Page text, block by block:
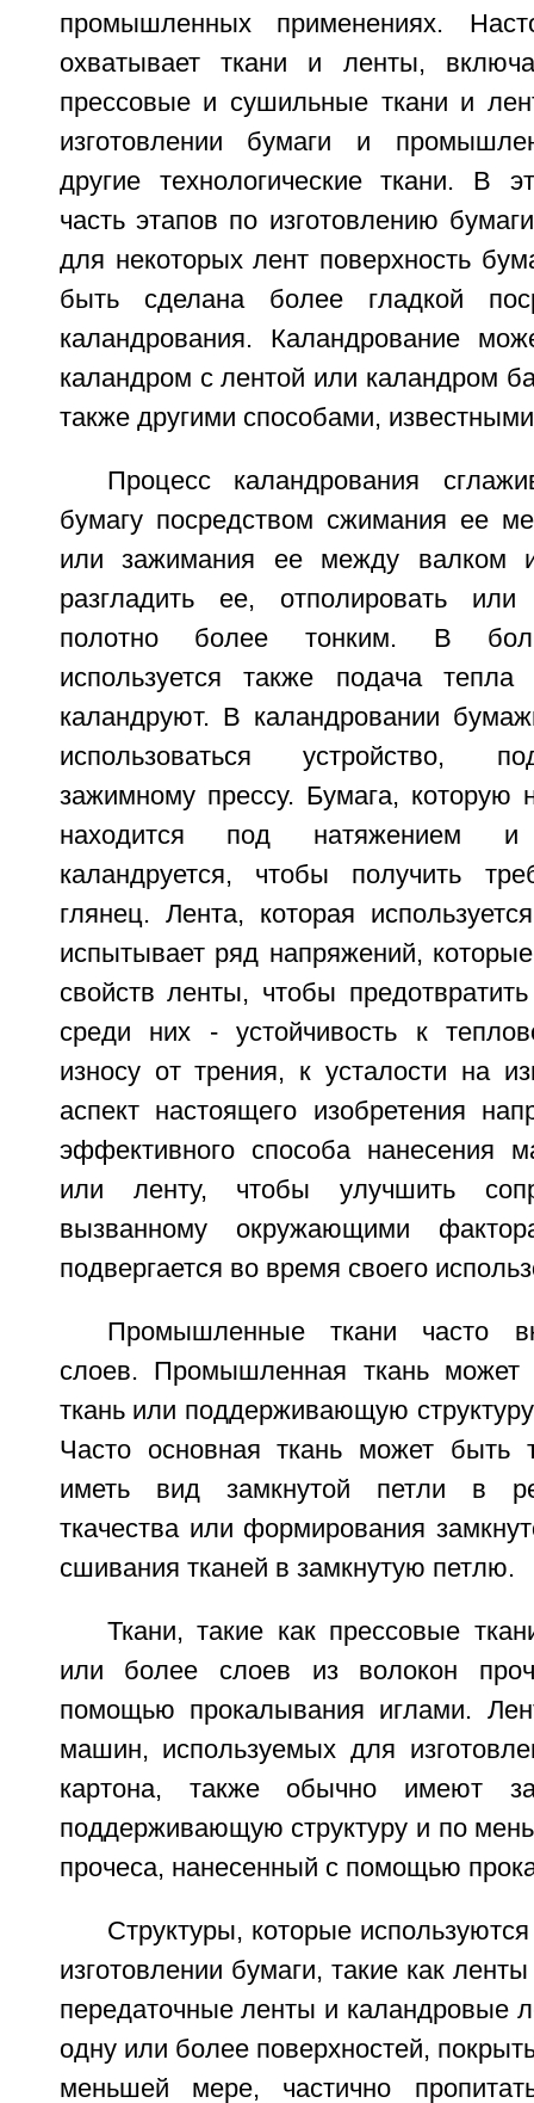
промышленных применениях.
охватывает ткани и ленты,
прессовые и сушильные ткани и
изготовлении бумаги и
другие технологические ткани. В
часть этапов по изготовлению
для некоторых лент поверхность
быть сделана более гладкой
каландрования. Каландрование
каландром с лентой или каландром
также другими способами,
Процесс каландрования
бумагу посредством сжимания ее
или зажимания ее между валком
разгладить ее, отполировать
полотно более тонким. В
используется также подача
каландруют. В каландровании
использоваться устройство,
зажимному прессу. Бумага, которую
находится под натяжением
каландруется, чтобы получить
глянец. Лента, которая
испытывает ряд напряжений,
свойств ленты, чтобы
среди них - устойчивость к
износу от трения, к усталости на
аспект настоящего изобретения
эффективного способа нанесения
или ленту, чтобы улучшить
вызванному окружающими
подвергается во время своего
Промышленные ткани часто
слоев. Промышленная ткань может
ткань или поддерживающую
Часто основная ткань может быть
иметь вид замкнутой петли в
ткачества или формирования
сшивания тканей в замкнутую петлю.
Ткани, такие как прессовые
или более слоев из волокон
помощью прокалывания иглами.
машин, используемых для
картона, также обычно имеют
поддерживающую структуру и по
прочеса, нанесенный с помощью
Структуры, которые
изготовлении бумаги, такие как
передаточные ленты и каландровые
одну или более поверхностей,
меньшей мере, частично